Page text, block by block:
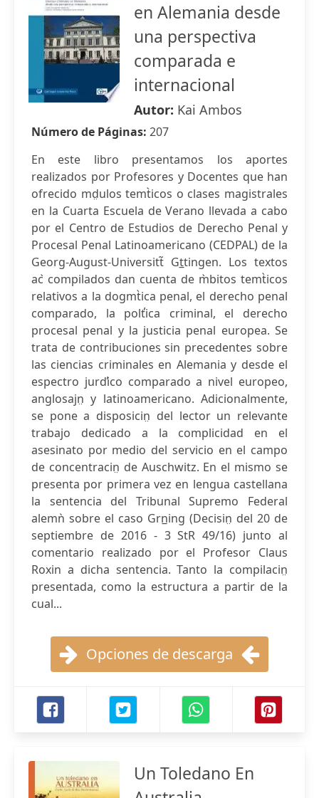
en Alemania desde
una perspectiva
comparada e
internacional
Autor: Kai Ambos
Número de Páginas: 207
En este libro presentamos los aportes
realizados por Profesores y Docentes que han
ofrecido md̤ulos temt̀icos o clases magistrales
en la Cuarta Escuela de Verano llevada a cabo
por el Centro de Estudios de Derecho Penal y
Procesal Penal Latinoamericano (CEDPAL) de la
Georg-August-Universitt̃ Gt̲tingen. Los textos
ac ̀compilados dan cuenta de m̀bitos temt̀icos
relativos a la dogmt̀ica penal, el derecho penal
comparado, la polt̕ica criminal, el derecho
procesal penal y la justicia penal europea. Se
trata de contribuciones sin precedentes sobre
las ciencias criminales en Alemania y desde el
espectro jurd̕ico comparado a nivel europeo,
anglosajn̤ y latinoamericano. Adicionalmente,
se pone a disposicin̤ del lector un relevante
trabajo dedicado a la complicidad en el
asesinato por medio del servicio en el campo
de concentracin̤ de Auschwitz. En el mismo se
presenta por primera vez en lengua castellana
la sentencia del Tribunal Supremo Federal
alemǹ sobre el caso Grn̲ing (Decisin̤ del 20 de
septiembre de 2016 - 3 StR 49/16) junto al
comentario realizado por el Profesor Claus
Roxin a dicha sentencia. Tanto la compilacin̤
presentada, como la estructura a partir de la
cual...
Opciones de descarga
Un Toledano En